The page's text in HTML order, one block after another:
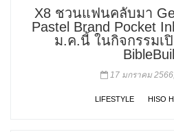
X8 ชวนแฟนคลับมา
Pastel Brand Pocket
ม.ค.นี้ ในกิจกรรมเปิ
17 มกราคม
LIFESTYLE HISO